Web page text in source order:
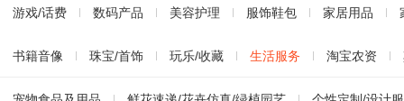
游戏/话费 数码产品 美容护理 服饰鞋包 家居用品
书籍音像 珠宝/首饰 玩乐/收藏 生活服务 淘宝农资